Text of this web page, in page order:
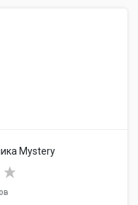
Mystery